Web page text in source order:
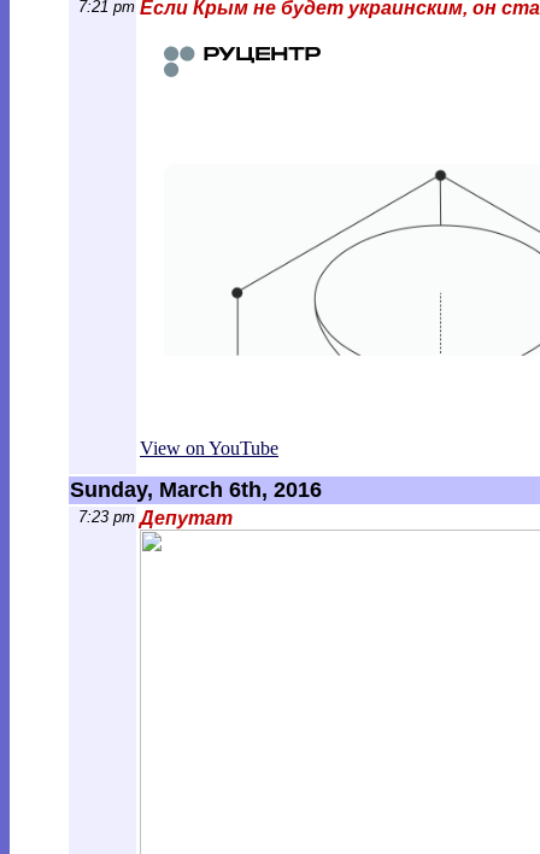
7:21 pm Если Крым не будет украинским, он
View on YouTube
Sunday, March 6th, 2016
7:23 pm Депутат